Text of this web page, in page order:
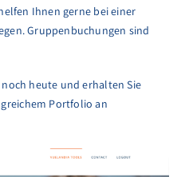
Ihnen gerne bei einer
Gruppenbuchungen sind
heute und erhalten Sie
Portfolio an